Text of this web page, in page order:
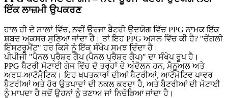
ਇੱਕ ਲਾਜ਼ਮੀ ਉਪਕਰਣ
ਹਾਲ ਹੀ ਦੇ ਸਾਲਾਂ ਵਿੱਚ, ਨਵੀਂ ਊਰਜਾ ਬੈਟਰੀ ਉਦਯੋਗ ਵਿੱਚ PPG ਨਾਮਕ ਇੱਕ
ਸ਼ਬਦ ਅਕਸਰ ਸੁਣਿਆ ਜਾਂਦਾ ਹੈ। ਤਾਂ ਇਹ PPG ਅਸਲ ਵਿੱਚ ਕੀ ਹੈ? "ਚੇਂਗਲੀ
ਇੰਸਟਰੂਮੈਂਟ" ਹਰ ਕਿਸੇ ਨੂੰ ਇੱਕ ਸੰਖੇਪ ਸਮਝ ਦਿੰਦਾ ਹੈ।
ਪੀਪੀਜੀ "ਪੈਨਲ ਪ੍ਰੈਸ਼ਰ ਗੈਪ (ਪੈਨਲ ਪ੍ਰੈਸ਼ਰ ਗੈਪ)" ਦਾ ਸੰਖੇਪ ਰੂਪ ਹੈ।
PPG ਬੈਟਰੀ ਮੋਟਾਈ ਗੇਜ ਵਿੱਚ ਦੋ ਤਰ੍ਹਾਂ ਦੇ ਅੰਦੋਲਨ ਹਨ, ਮੈਨੂਅਲ ਅਤੇ
ਅਰਧ-ਆਟੋਮੈਟਿਕ। ਇਹ ਖਪਤਕਾਰਾਂ ਦੀਆਂ ਬੈਟਰੀਆਂ, ਆਟੋਮੋਟਿਵ ਪਾਵਰ
ਬੈਟਰੀਆਂ ਅਤੇ ਹੋਰ ਉਤਪਾਦਾਂ ਦੀ ਨਕਲ ਕਰਦਾ ਹੈ, ਅਤੇ ਬੈਟਰੀਆਂ ਦੀ ਮੋਟਾਈ
ਨੂੰ ਮਾਪਦਾ ਹੈ ਜਦੋਂ ਉਹਨਾਂ ਨੂੰ ਤਣਾਅ ਜਾਂ ਨਿਚੋੜਿਆ ਜਾਂਦਾ ਹੈ।